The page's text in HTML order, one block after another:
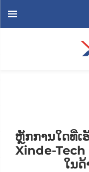
ຫຼັກການໃດທີ່ເ
Xinde-Tech
ໃນດ້